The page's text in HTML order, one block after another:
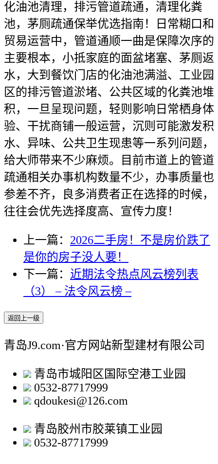
化油池清理，排污管道疏通，清理化粪
池，茅厕疏通保举优选指南！日常糊口和
贸易运营中，管道通顺一曲是保障次序的
主要根本，小抵家庭的面盆堵塞、茅厕返
水，大到餐饮门店的化油池满溢、工业园
区的排污管道淤堵、公共区域的化粪池堆
积，一旦呈现问题，轻则影响日常栖身体
验、干扰商铺一般运营，沉则可能激发积
水、异味、公共卫生现患等一系列问题，
给大师带来不少麻烦。目前市道上的管道
疏通相关办事机构数量不少，办事质量也
参差不齐，良多消费者正在选择的时候，
往往会优先选择度高、宣传力度！
上一篇： 2026二手房！不是房价跌了
是你的房子没人要！
下一篇： 近期法令热点风云榜列表
（3） – 法令风云榜 –
返回上一级
青岛J9.com·官方网站新型建材有限公司
青岛市城阳区国际空港工业园
0532-87717999
qdoukesi@126.com
青岛胶州市胶莱镇工业园
0532-87717999